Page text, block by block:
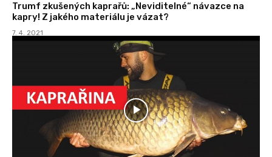
Trumf zkušených kaprařů: „Neviditelné“ návazce na
kapry! Z jakého materiálu je vázat?
7. 4. 2021